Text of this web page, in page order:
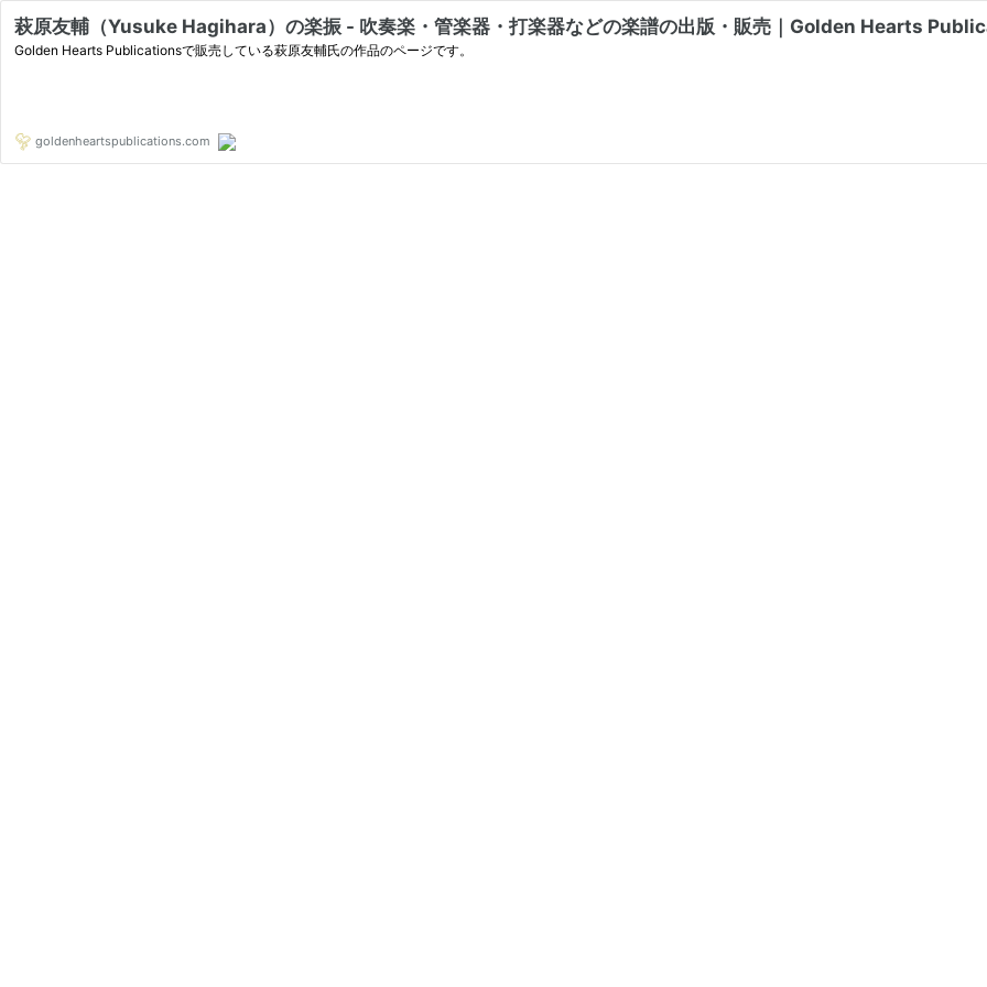
萩原友輔（Yusuke Hagihara）の楽振 - 吹奏楽・管楽器・打楽器などの楽譜の出版・販売｜Golden Hearts
Golden Hearts Publicationsで販売している萩原友輔氏の作品のページです。
goldenheartspublications.com